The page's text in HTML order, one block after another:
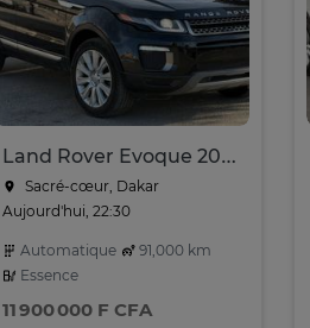
Land Rover Evoque 2016
Sacré-cœur, Dakar
Aujourd'hui, 22:30
Automatique
91,000 km
Essence
11 900 000 F CFA